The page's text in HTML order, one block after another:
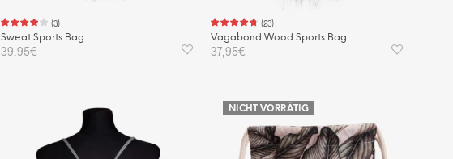
(3)
Sweat Sports Bag
39,95€
(23)
Vagabond Wood Sports Bag
37,95€
NICHT VORRÄTIG